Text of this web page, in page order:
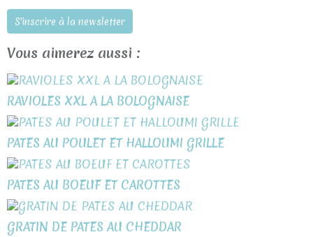
S'inscrire à la newsletter
Vous aimerez aussi :
RAVIOLES XXL A LA BOLOGNAISE
PATES AU POULET ET HALLOUMI GRILLE
PATES AU BOEUF ET CAROTTES
GRATIN DE PATES AU CHEDDAR